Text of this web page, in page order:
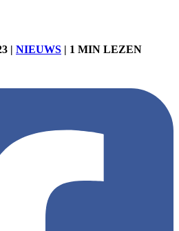
| NIEUWS | 1 MIN LEZEN